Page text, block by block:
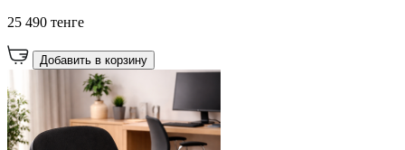
25 490 тенге
Добавить в корзину